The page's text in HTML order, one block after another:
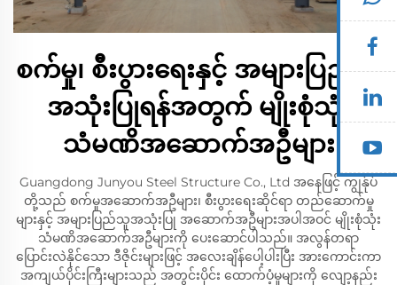
စက်မှု၊ စီးပွားရေးနှင့် အများပြည်သူ
အသုံးပြုရန်အတွက် မျိုးစုံသုံး
သံမဏိအဆောက်အဦများ
Guangdong Junyou Steel Structure Co., Ltd အနေဖြင့် ကျွန်ုပ်
တို့သည် စက်မှုအဆောက်အဦများ၊ စီးပွားရေးဆိုင်ရာ တည်ဆောက်မှု
များနှင့် အများပြည်သူအသုံးပြု အဆောက်အဦများအပါအဝင် မျိုးစုံသုံး
သံမဏိအဆောက်အဦများကို ပေးဆောင်ပါသည်။ အလွန်တရာ
ပြောင်းလဲနိုင်သော ဒီဇိုင်းများဖြင့် အလေးချိန်ပေါ့ပါးပြီး အားကောင်းကာ
အကျယ်ပိုင်းကြီးများသည် အတွင်းပိုင်း ထောက်ပံ့မှုများကို လျော့နည်း